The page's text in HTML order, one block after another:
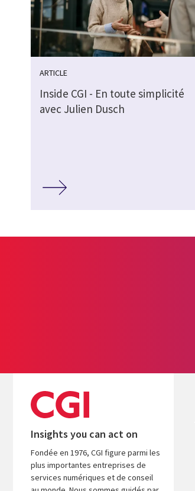
ARTICLE
Inside CGI - En toute simplicité
avec Julien Dusch
Insights you can act on
Fondée en 1976, CGI figure parmi les
plus importantes entreprises de
services numériques et de conseil